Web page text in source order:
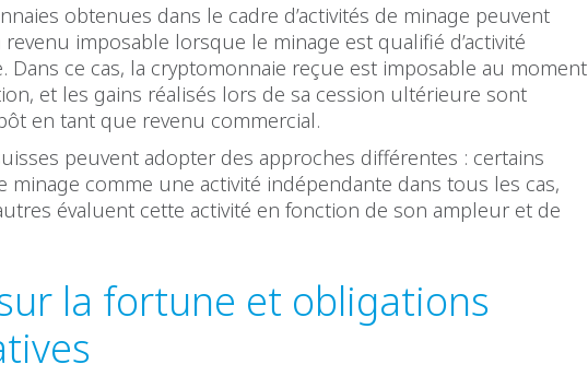
obtenues dans le cadre d’activités de minage peuvent
imposable lorsque le minage est qualifié d’activité
Dans ce cas, la cryptomonnaie reçue est imposable au moment
et les gains réalisés lors de sa cession ultérieure sont
en tant que revenu commercial.
peuvent adopter des approches différentes : certains
minage comme une activité indépendante dans tous les cas,
évaluent cette activité en fonction de son ampleur et de
la fortune et obligations